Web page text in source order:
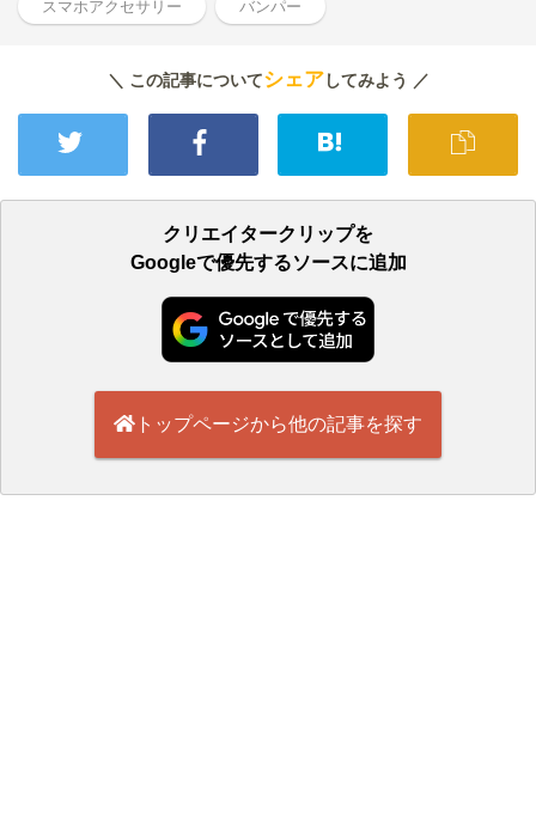
スマホアクセサリー バンパー
＼ この記事についてシェアしてみよう ／
クリエイタークリップを
Googleで優先するソースに追加
トップページから他の記事を探す